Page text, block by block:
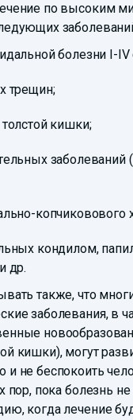
по высоким
болезни I-IV
трещин;
кишки;
заболеваний
копчиковового
кондилом,
др.
также, что
заболевания, в
кишки), могут
и не беспокоить
пор, пока болезнь
когда лечение